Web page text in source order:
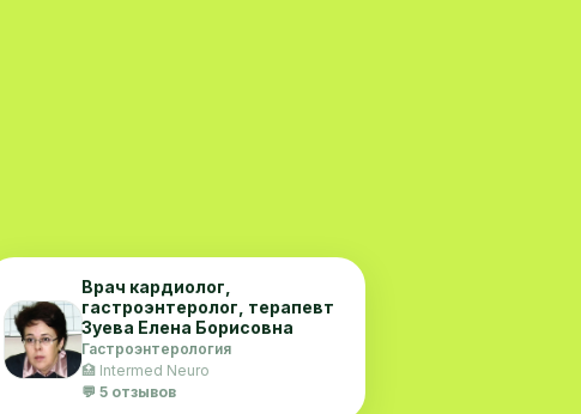
Врач кардиолог,
гастроэнтеролог, терапевт
Зуева Елена Борисовна
Гастроэнтерология
🏥 Intermed Neuro
💬 5 отзывов